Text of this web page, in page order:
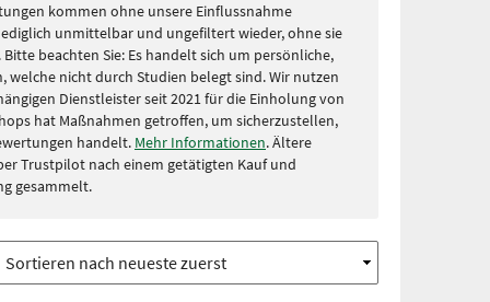
kommen ohne unsere Einflussnahme
unmittelbar und ungefiltert wieder, ohne sie
beachten Sie: Es handelt sich um persönliche,
welche nicht durch Studien belegt sind. Wir nutzen
Dienstleister seit 2021 für die Einholung von
hat Maßnahmen getroffen, um sicherzustellen,
handelt. Mehr Informationen. Ältere
Trustpilot nach einem getätigten Kauf und
gesammelt.